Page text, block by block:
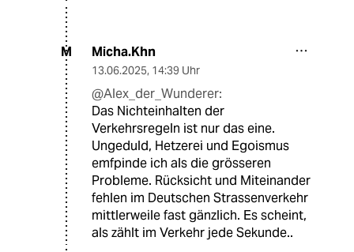
M Micha.Khn
13.06.2025, 14:39 Uhr
@Alex_der_Wunderer:
Das Nichteinhalten der
Verkehrsregeln ist nur das eine.
Ungeduld, Hetzerei und Egoismus
emfpinde ich als die grösseren
Probleme. Rücksicht und Miteinander
fehlen im Deutschen Strassenverkehr
mittlerweile fast gänzlich. Es scheint,
als zählt im Verkehr jede Sekunde..